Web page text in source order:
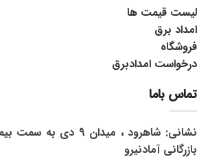
لیست قیمت ها
امداد برق
فروشگاه
درخواست امدادبرق
تماس باما
نشانی: شاهرود ، میدان
بازرگانی آمادنیرو